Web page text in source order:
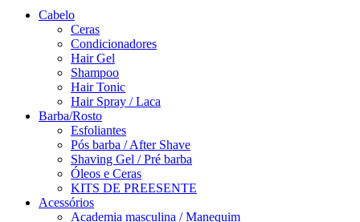
Cabelo
Ceras
Condicionadores
Hair Gel
Shampoo
Hair Tonic
Hair Spray / Laca
Barba/Rosto
Esfoliantes
Pós barba / After Shave
Shaving Gel / Pré barba
Óleos e Ceras
KITS DE PREESENTE
Acessórios
Academia masculina / Manequim